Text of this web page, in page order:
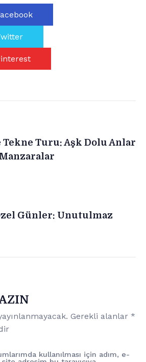
Tekne Turu: Aşk Dolu Anlar
Günler: Unutulmaz
Gerekli alanlar *
kullanılması için adım, e-